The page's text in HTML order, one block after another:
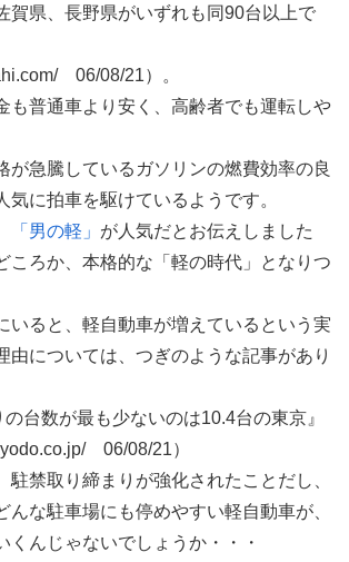
賀県、長野県がいずれも同90台以上で
06/08/21）。
普通車より安く、高齢者でも運転しや
急騰しているガソリンの燃費効率の良
気に拍車を駆けているようです。
「男の軽」 が人気だとお伝えしました
ころか、本格的な「軽の時代」となりつ
ると、軽自動車が増えているという実
由については、つぎのような記事があり
の台数が最も少ないのは10.4台の東京』
06/08/21）
禁取り締まりが強化されたことだし、
んな駐車場にも停めやすい軽自動車が、
くんじゃないでしょうか・・・